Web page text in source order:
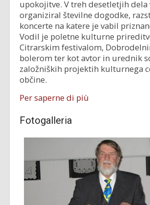
upokojitve. V treh desetletjih
organiziral številne dogodke,
koncerte na katere je vabil
Vodil je poletne kulturne
Citrarskim festivalom,
bolerom ter kot avtor in urednik
založniških projektih kulturnega
občine.
Per saperne di più
Fotogalleria